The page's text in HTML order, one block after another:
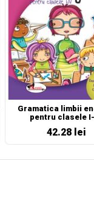
Gramatica limbii
pentru clasele
42.28 lei